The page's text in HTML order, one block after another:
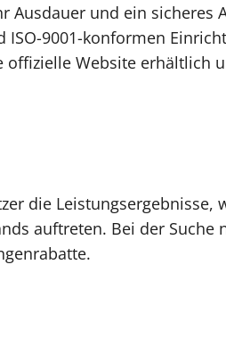
Ausdauer und ein
9001-konformen
offizielle Website erhältlich
die Leistungsergebnisse,
auftreten. Bei der